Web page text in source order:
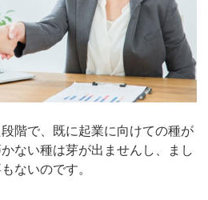
階で、既に起業に向けての種が
ない種は芽が出ませんし、まし
ないのです。